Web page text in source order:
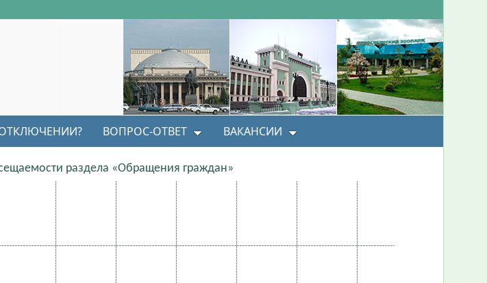
ВОПРОС-ОТВЕТ ВАКАНСИИ
раздела «Обращения граждан»